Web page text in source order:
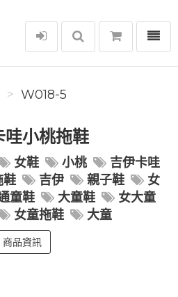
選單
W018-5
哇小桃拖鞋
女鞋 小桃
吉伊卡哇
鞋 吉伊 親子鞋
女
童鞋 大童鞋
女大童
女童拖鞋 大童
商品資訊